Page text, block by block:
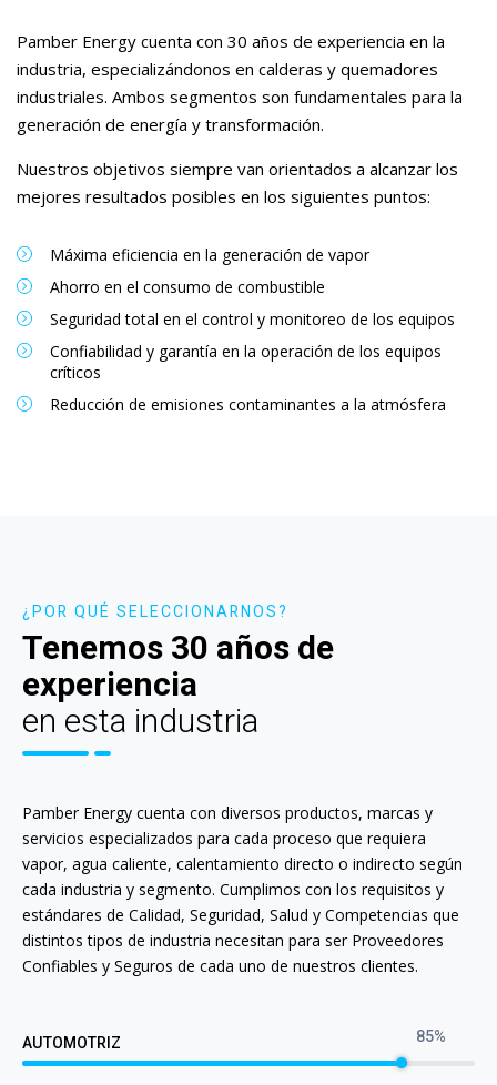
Pamber Energy cuenta con 30 años de experiencia en la
industria, especializándonos en calderas y quemadores
industriales. Ambos segmentos son fundamentales para la
generación de energía y transformación.
Nuestros objetivos siempre van orientados a alcanzar los
mejores resultados posibles en los siguientes puntos:
Máxima eficiencia en la generación de vapor
Ahorro en el consumo de combustible
Seguridad total en el control y monitoreo de los equipos
Confiabilidad y garantía en la operación de los equipos
críticos
Reducción de emisiones contaminantes a la atmósfera
¿POR QUÉ SELECCIONARNOS?
Tenemos 30 años de
experiencia
en esta industria
Pamber Energy cuenta con diversos productos, marcas y
servicios especializados para cada proceso que requiera
vapor, agua caliente, calentamiento directo o indirecto según
cada industria y segmento. Cumplimos con los requisitos y
estándares de Calidad, Seguridad, Salud y Competencias que
distintos tipos de industria necesitan para ser Proveedores
Confiables y Seguros de cada uno de nuestros clientes.
AUTOMOTRIZ 85%